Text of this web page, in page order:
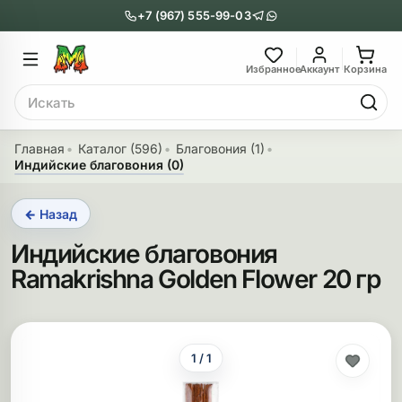
+7 (967) 555-99-03
ИзбранноеАккаунт Корзина
Поиск
Главное меню
Бонги
бонги
с перколятором
бонги
Главное
Трубки
Стеклянные
Выпариватели
Главная Каталог (596)
Благовония (1)
Индийские благовония (0)
← Назад
Индийские благовония
Ramakrishna Golden Flower 20 гр
1 / 1